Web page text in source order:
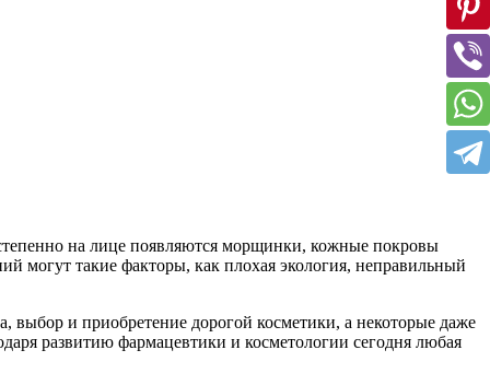
на лице появляются морщинки, кожные покровы
могут такие факторы, как плохая экология, неправильный
выбор и приобретение дорогой косметики, а некоторые даже
развитию фармацевтики и косметологии сегодня любая